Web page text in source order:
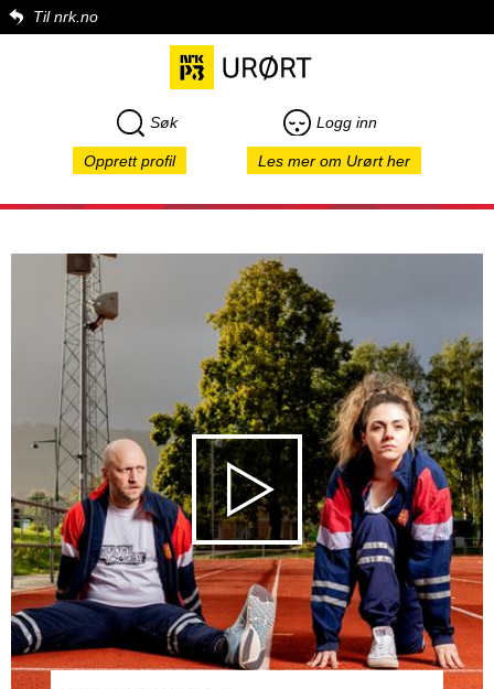
Til nrk.no
Søk Logg inn
Opprett profil Les mer om Urørt her